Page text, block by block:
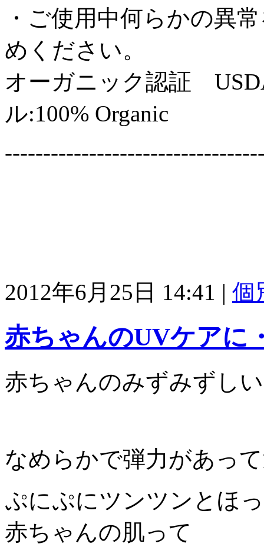
・ご使用中何らかの異
めください。
オーガニック認証
ル:100% Organic
2012年6月25日 14:41 | 個
赤ちゃんのUVケアに
赤ちゃんのみずみずし
なめらかで弾力があっ
ぷにぷにツンツンとほ
赤ちゃんの肌って